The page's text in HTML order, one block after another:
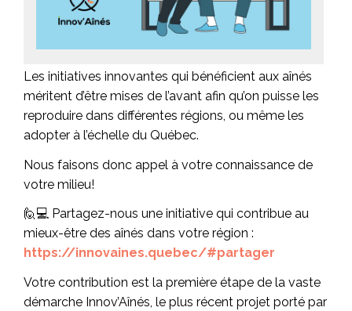
Les initiatives innovantes qui bénéficient aux aînés
méritent d’être mises de l’avant afin qu’on puisse les
reproduire dans différentes régions, ou même les
adopter à l’échelle du Québec.
Nous faisons donc appel à votre connaissance de
votre milieu!
🙋💻 Partagez-nous une initiative qui contribue au
mieux-être des aînés dans votre région :
https://innovaines.quebec/#partager
Votre contribution est la première étape de la vaste
démarche Innov’Aînés, le plus récent projet porté par